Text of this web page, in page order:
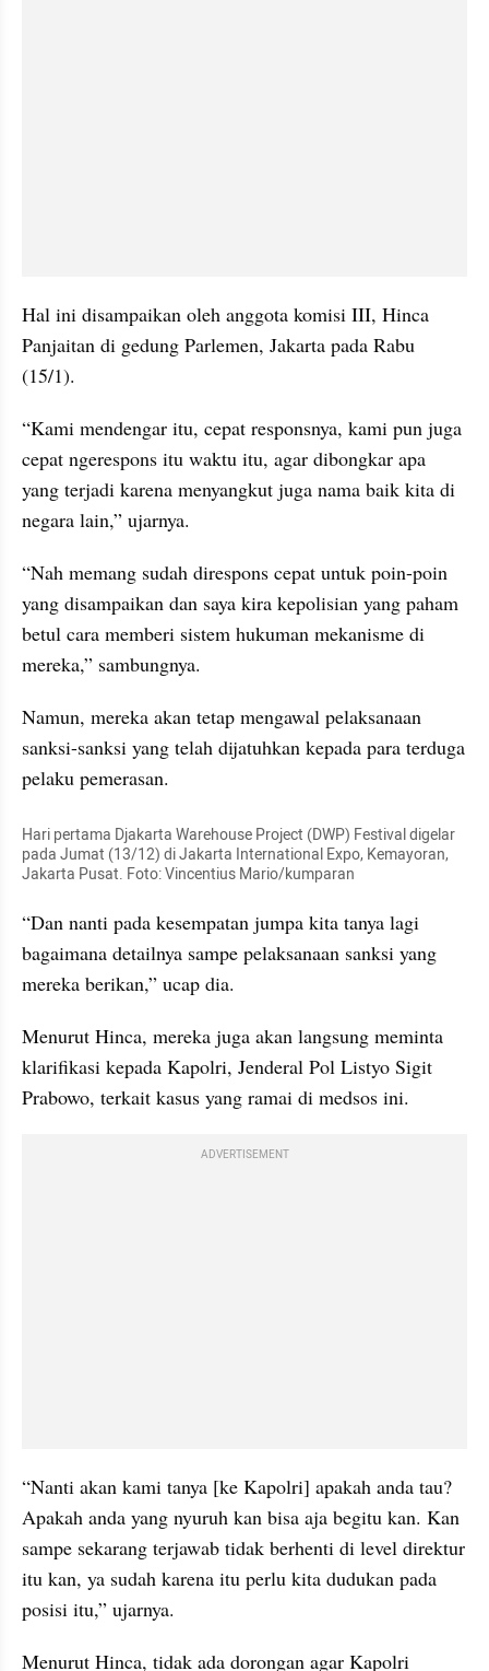
Hal ini disampaikan oleh anggota komisi III, Hinca
Panjaitan di gedung Parlemen, Jakarta pada Rabu
(15/1).
“Kami mendengar itu, cepat responsnya, kami pun juga
cepat ngerespons itu waktu itu, agar dibongkar apa
yang terjadi karena menyangkut juga nama baik kita di
negara lain,” ujarnya.
“Nah memang sudah direspons cepat untuk poin-poin
yang disampaikan dan saya kira kepolisian yang paham
betul cara memberi sistem hukuman mekanisme di
mereka,” sambungnya.
Namun, mereka akan tetap mengawal pelaksanaan
sanksi-sanksi yang telah dijatuhkan kepada para terduga
pelaku pemerasan.
Hari pertama Djakarta Warehouse Project (DWP) Festival digelar
pada Jumat (13/12) di Jakarta International Expo, Kemayoran,
Jakarta Pusat. Foto: Vincentius Mario/kumparan
“Dan nanti pada kesempatan jumpa kita tanya lagi
bagaimana detailnya sampe pelaksanaan sanksi yang
mereka berikan,” ucap dia.
Menurut Hinca, mereka juga akan langsung meminta
klarifikasi kepada Kapolri, Jenderal Pol Listyo Sigit
Prabowo, terkait kasus yang ramai di medsos ini.
ADVERTISEMENT
“Nanti akan kami tanya [ke Kapolri] apakah anda tau?
Apakah anda yang nyuruh kan bisa aja begitu kan. Kan
sampe sekarang terjawab tidak berhenti di level direktur
itu kan, ya sudah karena itu perlu kita dudukan pada
posisi itu,” ujarnya.
Menurut Hinca, tidak ada dorongan agar Kapolri